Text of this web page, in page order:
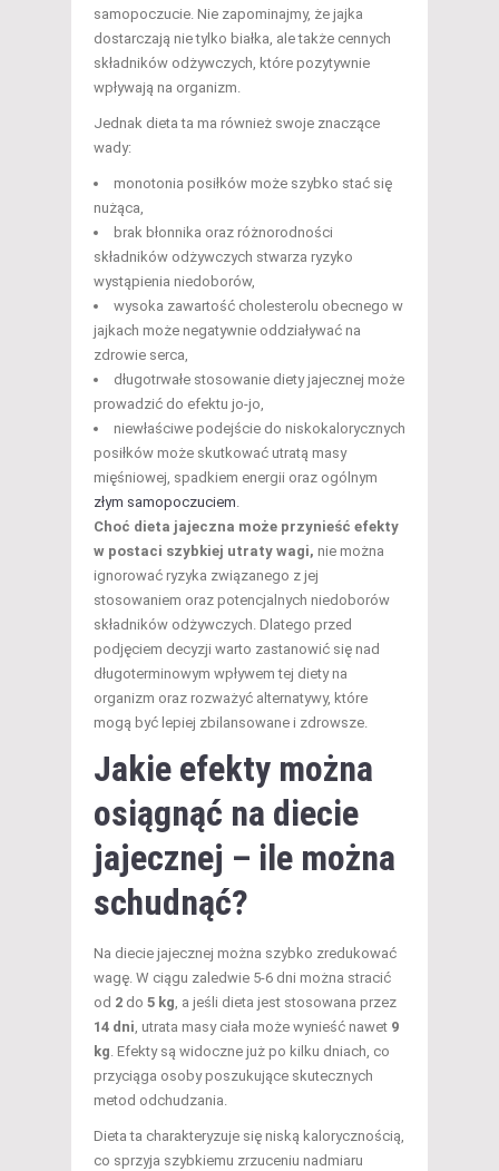
samopoczucie. Nie zapominajmy, że jajka
dostarczają nie tylko białka, ale także cennych
składników odżywczych, które pozytywnie
wpływają na organizm.
Jednak dieta ta ma również swoje znaczące
wady:
monotonia posiłków może szybko stać się
nużąca,
brak błonnika oraz różnorodności
składników odżywczych stwarza ryzyko
wystąpienia niedoborów,
wysoka zawartość cholesterolu obecnego w
jajkach może negatywnie oddziaływać na
zdrowie serca,
długotrwałe stosowanie diety jajecznej może
prowadzić do efektu jo-jo,
niewłaściwe podejście do niskokalorycznych
posiłków może skutkować utratą masy
mięśniowej, spadkiem energii oraz ogólnym
złym samopoczuciem.
Choć dieta jajeczna może przynieść efekty
w postaci szybkiej utraty wagi, nie można
ignorować ryzyka związanego z jej
stosowaniem oraz potencjalnych niedoborów
składników odżywczych. Dlatego przed
podjęciem decyzji warto zastanowić się nad
długoterminowym wpływem tej diety na
organizm oraz rozważyć alternatywy, które
mogą być lepiej zbilansowane i zdrowsze.
Jakie efekty można
osiągnąć na diecie
jajecznej – ile można
schudnąć?
Na diecie jajecznej można szybko zredukować
wagę. W ciągu zaledwie 5-6 dni można stracić
od 2 do 5 kg, a jeśli dieta jest stosowana przez
14 dni, utrata masy ciała może wynieść nawet 9
kg. Efekty są widoczne już po kilku dniach, co
przyciąga osoby poszukujące skutecznych
metod odchudzania.
Dieta ta charakteryzuje się niską kalorycznością,
co sprzyja szybkiemu zrzuceniu nadmiaru